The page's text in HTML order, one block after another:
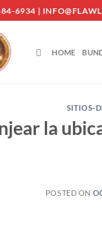
6934 |
HOME
SITIOS-
la
POSTED ON